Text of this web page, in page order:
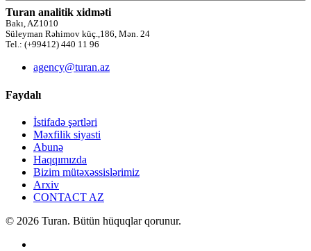
Turan analitik xidməti
Bakı, AZ1010
Süleyman Rəhimov küç.,186, Mən. 24
Tel.: (+99412) 440 11 96
agency@turan.az
Faydalı
İstifadə şərtləri
Məxfilik siyasti
Abunə
Haqqımızda
Bizim mütəxəssislərimiz
Arxiv
CONTACT AZ
© 2026 Turan. Bütün hüquqlar qorunur.